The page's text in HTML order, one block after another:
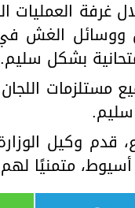
غرفة العمليات
ووسائل الغش
بشكل سليم.
مستلزمات
قدم وكيل
متمنيًا